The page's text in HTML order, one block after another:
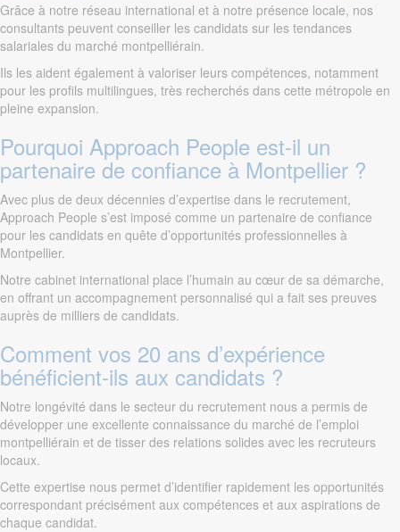
Grâce à notre réseau international et à notre présence locale, nos
consultants peuvent conseiller les candidats sur les tendances
salariales du marché montpelliérain.
Ils les aident également à valoriser leurs compétences, notamment
pour les profils multilingues, très recherchés dans cette métropole en
pleine expansion.
Pourquoi Approach People est-il un
partenaire de confiance à Montpellier ?
Avec plus de deux décennies d’expertise dans le recrutement,
Approach People s’est imposé comme un partenaire de confiance
pour les candidats en quête d’opportunités professionnelles à
Montpellier.
Notre cabinet international place l’humain au cœur de sa démarche,
en offrant un accompagnement personnalisé qui a fait ses preuves
auprès de milliers de candidats.
Comment vos 20 ans d’expérience
bénéficient-ils aux candidats ?
Notre longévité dans le secteur du recrutement nous a permis de
développer une excellente connaissance du marché de l’emploi
montpelliérain et de tisser des relations solides avec les recruteurs
locaux.
Cette expertise nous permet d’identifier rapidement les opportunités
correspondant précisément aux compétences et aux aspirations de
chaque candidat.